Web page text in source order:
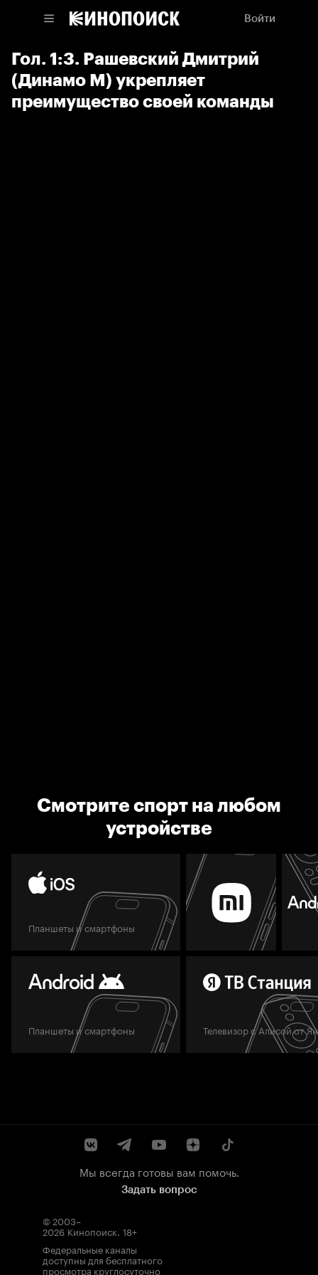
Войти
Гол. 1:3. Рашевский Дмитрий
(Динамо М) укрепляет
преимущество своей команды
Смотрите спорт на любом
устройстве
Планшеты и смартфоны
Планшеты и смартфоны Телевизор с Алисой от
Мы всегда готовы вам помочь.
Задать вопрос
© 2003–
2026 Кинопоиск. 18+
Федеральные каналы
доступны для бесплатного
просмотра круглосуточно